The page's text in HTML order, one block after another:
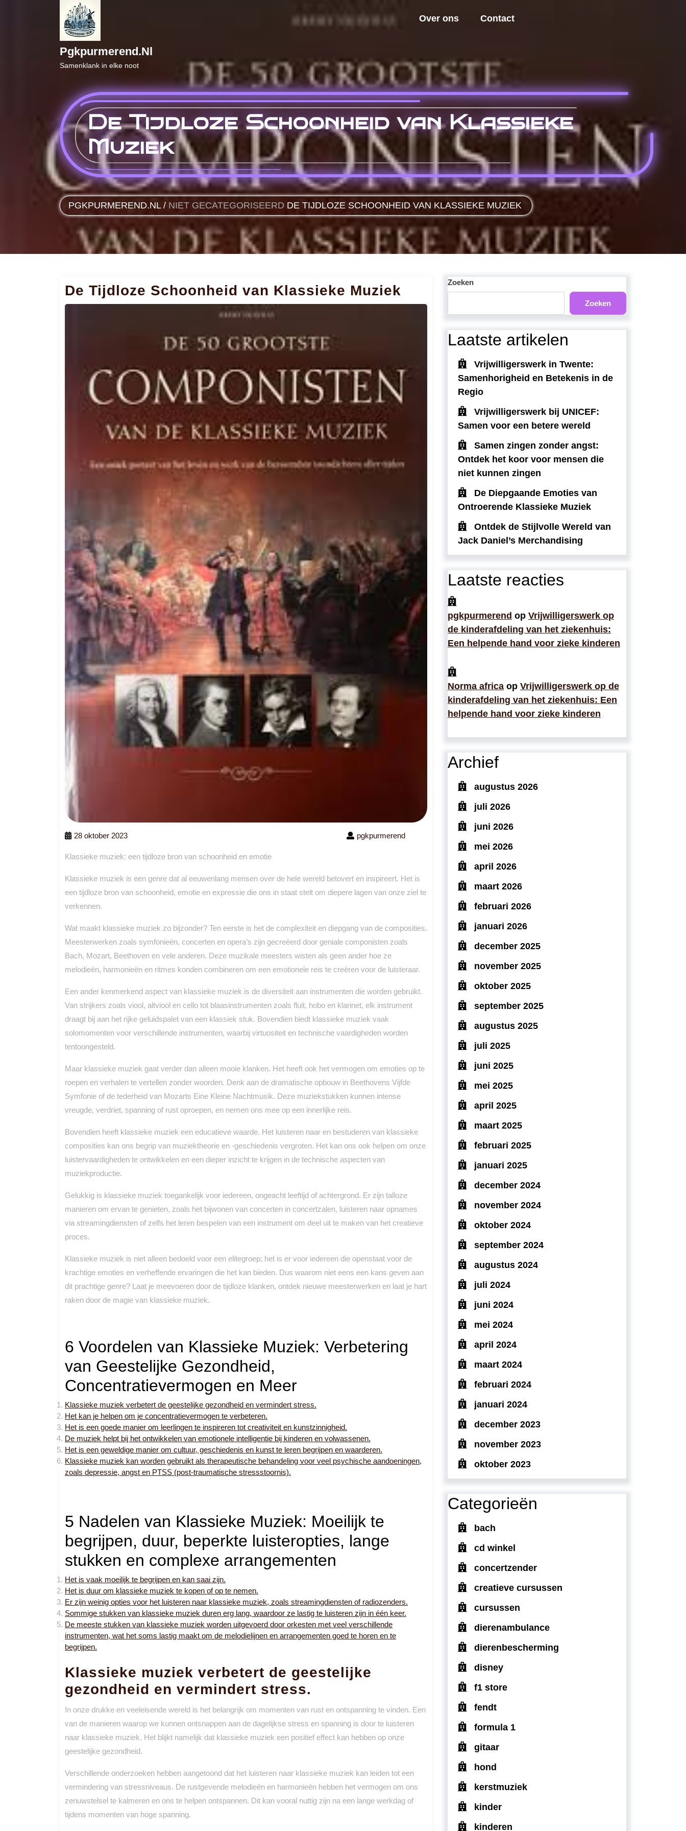
Pgkpurmerend.nl
Samenklank in elke noot
Over ons Contact
De Tijdloze Schoonheid van Klassieke
Muziek
PGKPURMEREND.NL / NIET GECATEGORISEERD DE TIJDLOZE SCHOONHEID VAN KLASSIEKE MUZIEK
De Tijdloze Schoonheid van Klassieke Muziek
28 oktober 2023 pgkpurmerend
Klassieke muziek: een tijdloze bron van schoonheid en emotie
Klassieke muziek is een genre dat al eeuwenlang mensen over de hele wereld betovert en inspireert. Het is
een tijdloze bron van schoonheid, emotie en expressie die ons in staat stelt om diepere lagen van onze ziel te
verkennen.
Wat maakt klassieke muziek zo bijzonder? Ten eerste is het de complexiteit en diepgang van de composities.
Meesterwerken zoals symfonieën, concerten en opera’s zijn gecreëerd door geniale componisten zoals
Bach, Mozart, Beethoven en vele anderen. Deze muzikale meesters wisten als geen ander hoe ze
melodieën, harmonieën en ritmes konden combineren om een emotionele reis te creëren voor de luisteraar.
Een ander kenmerkend aspect van klassieke muziek is de diversiteit aan instrumenten die worden gebruikt.
Van strijkers zoals viool, altviool en cello tot blaasinstrumenten zoals fluit, hobo en klarinet, elk instrument
draagt bij aan het rijke geluidspalet van een klassiek stuk. Bovendien biedt klassieke muziek vaak
solomomenten voor verschillende instrumenten, waarbij virtuositeit en technische vaardigheden worden
tentoongesteld.
Maar klassieke muziek gaat verder dan alleen mooie klanken. Het heeft ook het vermogen om emoties op te
roepen en verhalen te vertellen zonder woorden. Denk aan de dramatische opbouw in Beethovens Vijfde
Symfonie of de tederheid van Mozarts Eine Kleine Nachtmusik. Deze muziekstukken kunnen intense
vreugde, verdriet, spanning of rust oproepen, en nemen ons mee op een innerlijke reis.
Bovendien heeft klassieke muziek een educatieve waarde. Het luisteren naar en bestuderen van klassieke
composities kan ons begrip van muziektheorie en -geschiedenis vergroten. Het kan ons ook helpen om onze
luistervaardigheden te ontwikkelen en een dieper inzicht te krijgen in de technische aspecten van
muziekproductie.
Gelukkig is klassieke muziek toegankelijk voor iedereen, ongeacht leeftijd of achtergrond. Er zijn talloze
manieren om ervan te genieten, zoals het bijwonen van concerten in concertzalen, luisteren naar opnames
via streamingdiensten of zelfs het leren bespelen van een instrument om deel uit te maken van het creatieve
proces.
Klassieke muziek is niet alleen bedoeld voor een elitegroep; het is er voor iedereen die openstaat voor de
krachtige emoties en verheffende ervaringen die het kan bieden. Dus waarom niet eens een kans geven aan
dit prachtige genre? Laat je meevoeren door de tijdloze klanken, ontdek nieuwe meesterwerken en laat je hart
raken door de magie van klassieke muziek.
6 Voordelen van Klassieke Muziek: Verbetering
van Geestelijke Gezondheid,
Concentratievermogen en Meer
Klassieke muziek verbetert de geestelijke gezondheid en vermindert stress.
Het kan je helpen om je concentratievermogen te verbeteren.
Het is een goede manier om leerlingen te inspireren tot creativiteit en kunstzinnigheid.
De muziek helpt bij het ontwikkelen van emotionele intelligentie bij kinderen en volwassenen.
Het is een geweldige manier om cultuur, geschiedenis en kunst te leren begrijpen en waarderen.
Klassieke muziek kan worden gebruikt als therapeutische behandeling voor veel psychische aandoeningen,
zoals depressie, angst en PTSS (post-traumatische stressstoornis).
5 Nadelen van Klassieke Muziek: Moeilijk te
begrijpen, duur, beperkte luisteropties, lange
stukken en complexe arrangementen
Het is vaak moeilijk te begrijpen en kan saai zijn.
Het is duur om klassieke muziek te kopen of op te nemen.
Er zijn weinig opties voor het luisteren naar klassieke muziek, zoals streamingdiensten of radiozenders.
Sommige stukken van klassieke muziek duren erg lang, waardoor ze lastig te luisteren zijn in één keer.
De meeste stukken van klassieke muziek worden uitgevoerd door orkesten met veel verschillende
instrumenten, wat het soms lastig maakt om de melodielijnen en arrangementen goed te horen en te
begrijpen.
Klassieke muziek verbetert de geestelijke
gezondheid en vermindert stress.
In onze drukke en veeleisende wereld is het belangrijk om momenten van rust en ontspanning te vinden. Een
van de manieren waarop we kunnen ontsnappen aan de dagelijkse stress en spanning is door te luisteren
naar klassieke muziek. Het blijkt namelijk dat klassieke muziek een positief effect kan hebben op onze
geestelijke gezondheid.
Verschillende onderzoeken hebben aangetoond dat het luisteren naar klassieke muziek kan leiden tot een
vermindering van stressniveaus. De rustgevende melodieën en harmonieën hebben het vermogen om ons
zenuwstelsel te kalmeren en ons te helpen ontspannen. Dit kan vooral nuttig zijn na een lange werkdag of
tijdens momenten van hoge spanning.
Zoeken
Zoeken
Laatste artikelen
Vrijwilligerswerk in Twente:
Samenhorigheid en Betekenis in de
Regio
Vrijwilligerswerk bij UNICEF:
Samen voor een betere wereld
Samen zingen zonder angst:
Ontdek het koor voor mensen die
niet kunnen zingen
De Diepgaande Emoties van
Ontroerende Klassieke Muziek
Ontdek de Stijlvolle Wereld van
Jack Daniel’s Merchandising
Laatste reacties
pgkpurmerend op Vrijwilligerswerk op
de kinderafdeling van het ziekenhuis:
Een helpende hand voor zieke kinderen
Norma africa op Vrijwilligerswerk op de
kinderafdeling van het ziekenhuis: Een
helpende hand voor zieke kinderen
Archief
augustus 2026
juli 2026
juni 2026
mei 2026
april 2026
maart 2026
februari 2026
januari 2026
december 2025
november 2025
oktober 2025
september 2025
augustus 2025
juli 2025
juni 2025
mei 2025
april 2025
maart 2025
februari 2025
januari 2025
december 2024
november 2024
oktober 2024
september 2024
augustus 2024
juli 2024
juni 2024
mei 2024
april 2024
maart 2024
februari 2024
januari 2024
december 2023
november 2023
oktober 2023
Categorieën
bach
cd winkel
concertzender
creatieve cursussen
cursussen
dierenambulance
dierenbescherming
disney
f1 store
fendt
formula 1
gitaar
hond
kerstmuziek
kinder
kinderen